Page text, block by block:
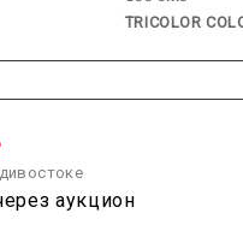
TRICOLOR
аукцион